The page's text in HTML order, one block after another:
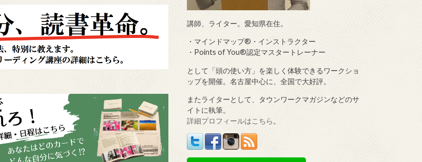
講師、ライター。愛知県在住。
・マインドマップ®・インストラクター
・Points of You®認定マスタートレーナー
として「頭の使い方」を楽しく体験できるワークショ
ップを開催。名古屋中心に、全国で大好評。
またライターとして、タウンワークマガジンなどのサ
イトに執筆。
詳細プロフィールはこちら 。